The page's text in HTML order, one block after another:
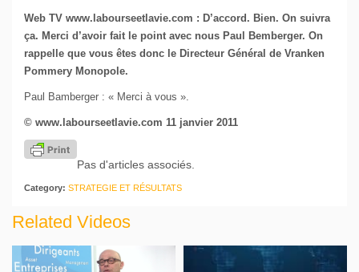
Web TV www.labourseetlavie.com : D’accord. Bien. On suivra
ça. Merci d’avoir fait le point avec nous Paul Bemberger. On
rappelle que vous êtes donc le Directeur Général de Vranken
Pommery Monopole.
Paul Bamberger : « Merci à vous ».
© www.labourseetlavie.com 11 janvier 2011
Pas d'articles associés.
Category: STRATEGIE ET RÉSULTATS
Related Videos